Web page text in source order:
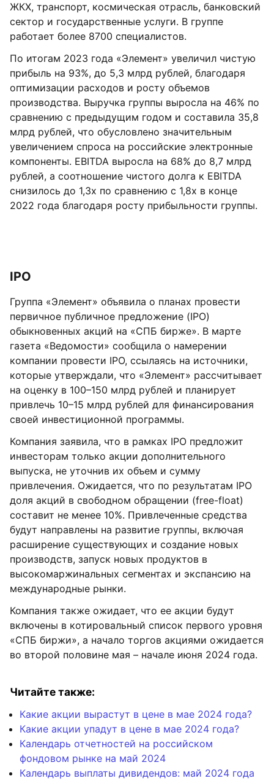
ЖКХ, транспорт, космическая отрасль, банковский
сектор и государственные услуги. В группе
работает более 8700 специалистов.
По итогам 2023 года «Элемент» увеличил чистую
прибыль на 93%, до 5,3 млрд рублей, благодаря
оптимизации расходов и росту объемов
производства. Выручка группы выросла на 46% по
сравнению с предыдущим годом и составила 35,8
млрд рублей, что обусловлено значительным
увеличением спроса на российские электронные
компоненты. EBITDA выросла на 68% до 8,7 млрд
рублей, а соотношение чистого долга к EBITDA
снизилось до 1,3х по сравнению с 1,8х в конце
2022 года благодаря росту прибыльности группы.
IPO
Группа «Элемент» объявила о планах провести
первичное публичное предложение (IPO)
обыкновенных акций на «СПБ бирже». В марте
газета «Ведомости» сообщила о намерении
компании провести IPO, ссылаясь на источники,
которые утверждали, что «Элемент» рассчитывает
на оценку в 100–150 млрд рублей и планирует
привлечь 10–15 млрд рублей для финансирования
своей инвестиционной программы.
Компания заявила, что в рамках IPO предложит
инвесторам только акции дополнительного
выпуска, не уточнив их объем и сумму
привлечения. Ожидается, что по результатам IPO
доля акций в свободном обращении (free-float)
составит не менее 10%. Привлеченные средства
будут направлены на развитие группы, включая
расширение существующих и создание новых
производств, запуск новых продуктов в
высокомаржинальных сегментах и экспансию на
международные рынки.
Компания также ожидает, что ее акции будут
включены в котировальный список первого уровня
«СПБ биржи», а начало торгов акциями ожидается
во второй половине мая – начале июня 2024 года.
Читайте также:
Какие акции вырастут в цене в мае 2024 года?
Какие акции упадут в цене в мае 2024 года?
Календарь отчетностей на российском
фондовом рынке на май 2024
Календарь выплаты дивидендов: май 2024 года